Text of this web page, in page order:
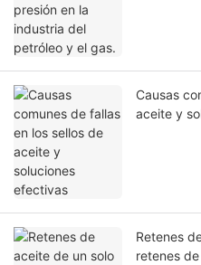
Causas
aceite y
Retenes
retenes